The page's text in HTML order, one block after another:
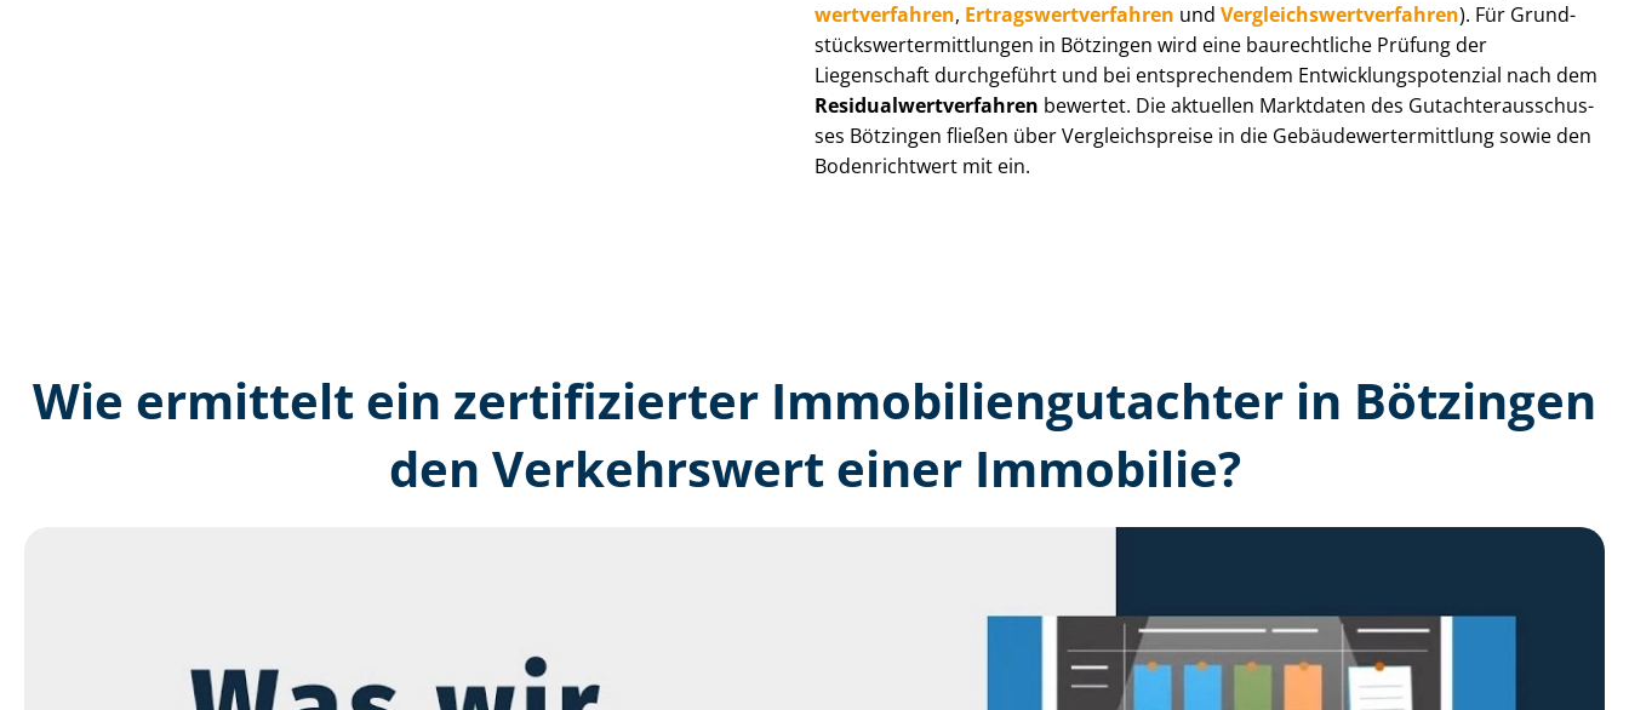
wert­ver­fah­ren, Er­trags­wert­ver­fah­ren und Ver­gleichs­wert­ver­fah­ren). Für Grund­
stücks­wert­ermitt­lun­gen in Bötzingen wird eine baurechtliche Prüfung der
Liegenschaft durchgeführt und bei entsprechendem Ent­wick­lungs­po­ten­zi­al nach dem
Re­si­du­al­wert­ver­fah­ren bewertet. Die aktuellen Marktdaten des Gut­ach­ter­aus­schus­
ses Bötzingen fließen über Ver­gleichs­prei­se in die Ge­bäu­de­wert­ermitt­lung sowie den
Bodenrichtwert mit ein.
Wie ermittelt ein zertifizierter Immobilien­gutachter in Bötzingen
den Verkehrswert einer Immobilie?